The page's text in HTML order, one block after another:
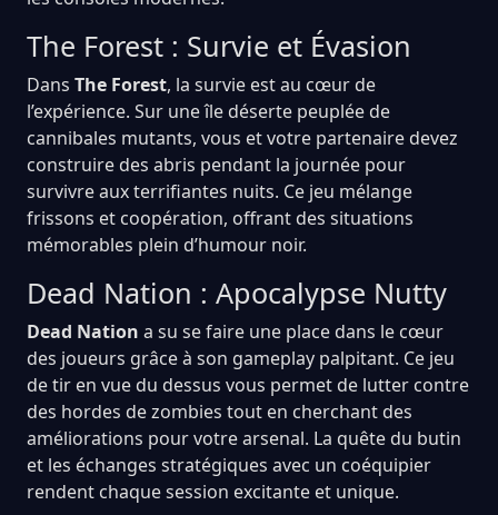
The Forest : Survie et Évasion
Dans The Forest, la survie est au cœur de
l’expérience. Sur une île déserte peuplée de
cannibales mutants, vous et votre partenaire devez
construire des abris pendant la journée pour
survivre aux terrifiantes nuits. Ce jeu mélange
frissons et coopération, offrant des situations
mémorables plein d’humour noir.
Dead Nation : Apocalypse Nutty
Dead Nation a su se faire une place dans le cœur
des joueurs grâce à son gameplay palpitant. Ce jeu
de tir en vue du dessus vous permet de lutter contre
des hordes de zombies tout en cherchant des
améliorations pour votre arsenal. La quête du butin
et les échanges stratégiques avec un coéquipier
rendent chaque session excitante et unique.